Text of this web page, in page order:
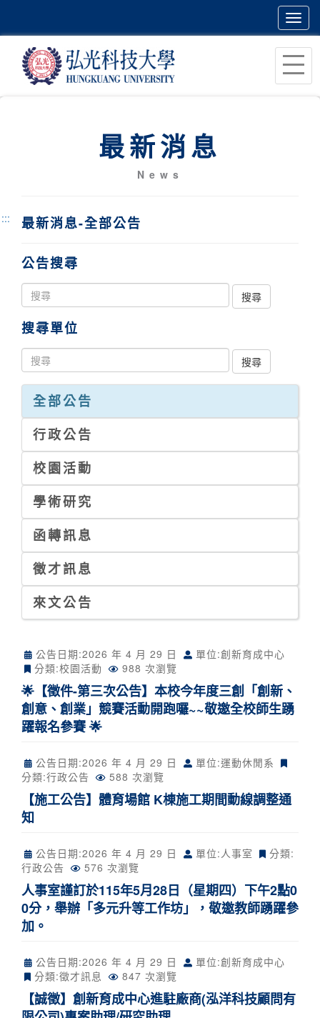
最新消息
News
::: 最新消息-全部公告
公告搜尋
搜尋單位
全部公告
行政公告
校園活動
學術研究
函轉訊息
徵才訊息
來文公告
公告日期:2026 年 4 月 29 日
單位:創新育成中心
分類:校園活動 988 次瀏覽
🌟【徵件-第三次公告】本校今年度三創「創新、
創意、創業」競賽活動開跑囉~~敬邀全校師生踴
躍報名參賽 🌟
公告日期:2026 年 4 月 29 日
單位:運動休閒系
分類:行政公告 588 次瀏覽
【施工公告】體育場館 K棟施工期間動線調整通
知
公告日期:2026 年 4 月 29 日 單位:人事室
分類:
行政公告
576 次瀏覽
人事室謹訂於115年5月28日（星期四）下午2點0
0分，舉辦「多元升等工作坊」，敬邀教師踴躍參
加。
公告日期:2026 年 4 月 29 日
單位:創新育成中心
分類:徵才訊息 847 次瀏覽
【誠徵】​創新育成中心進駐廠商(泓洋科技顧問有